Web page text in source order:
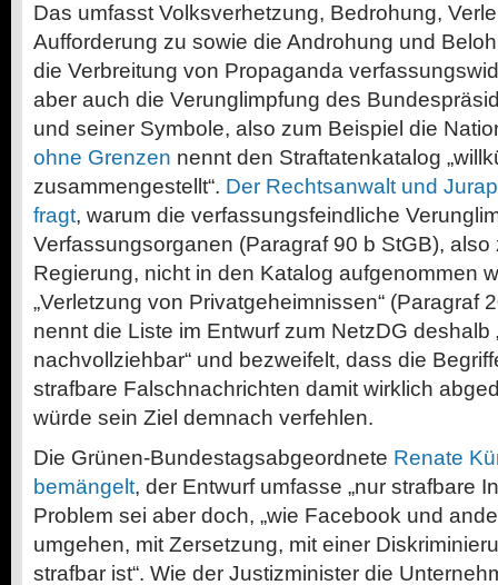
Das umfasst Volksverhetzung, Bedrohung,
Aufforderung zu sowie die Androhung und
die Verbreitung von Propaganda
aber auch die Verunglimpfung des
und seiner Symbole, also zum Beispiel die
ohne Grenzen nennt den Straftatenkatalog
zusammengestellt“. Der Rechtsanwalt und
fragt, warum die verfassungsfeindliche
Verfassungsorganen (Paragraf 90 b StGB), also
Regierung, nicht in den Katalog aufgenommen
„Verletzung von Privatgeheimnissen“ (Paragraf
nennt die Liste im Entwurf zum NetzDG deshalb
nachvollziehbar“ und bezweifelt, dass die
strafbare Falschnachrichten damit wirklich
würde sein Ziel demnach verfehlen.
Die Grünen-Bundestagsabgeordnete Renate
bemängelt, der Entwurf umfasse „nur strafbare
Problem sei aber doch, „wie Facebook und
umgehen, mit Zersetzung, mit einer
strafbar ist“. Wie der Justizminister die